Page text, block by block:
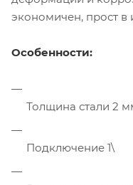
экономичен, прост в
Особенности:
Толщина стали 2
Подключение 1\